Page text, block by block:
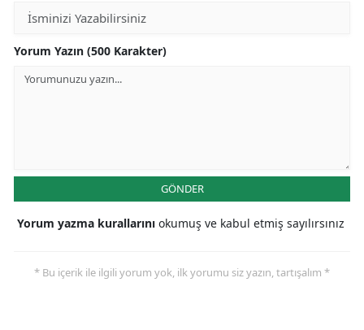
Yorum Yazın (500 Karakter)
GÖNDER
Yorum yazma kurallarını okumuş ve kabul etmiş sayılırsınız
* Bu içerik ile ilgili yorum yok, ilk yorumu siz yazın, tartışalım *